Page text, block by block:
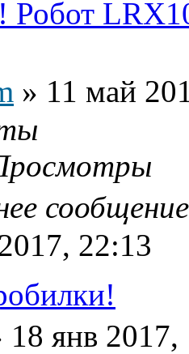
Робот
» 11 май
22:13
18 янв 2017,